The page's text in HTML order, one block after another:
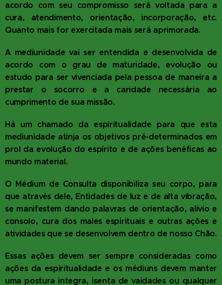
acordo com seu compromisso será voltada para a
cura, atendimento, orientação, incorporação, etc.
Quanto mais for exercitada mais será aprimorada.
A mediunidade vai ser entendida e desenvolvida de
acordo com o grau de maturidade, evolução ou
estudo para ser vivenciada pela pessoa de maneira a
prestar o socorro e a caridade necessária ao
cumprimento de sua missão.
Há um chamado da espiritualidade para que esta
mediunidade atinja os objetivos pré-determinados em
prol da evolução do espírito e de ações benéficas ao
mundo material.
O Médium de Consulta disponibiliza seu corpo, para
que através dele, Entidades de luz e de alta vibração,
se manifestem dando palavras de orientação, alívio e
consolo, cura dos males espirituais e outras ações e
atividades que se desenvolvem dentro de nosso Chão.
Essas ações devem ser sempre consideradas como
ações da espiritualidade e os médiuns devem manter
uma postura integra, isenta de vaidades ou qualquer